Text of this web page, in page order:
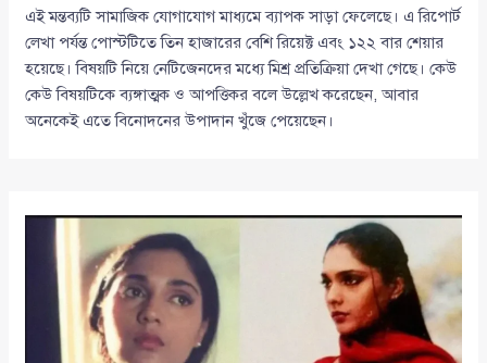
এই মন্তব্যটি সামাজিক যোগাযোগ মাধ্যমে ব্যাপক সাড়া ফেলেছে। এ রিপোর্ট
লেখা পর্যন্ত পোস্টটিতে তিন হাজারের বেশি রিয়েক্ট এবং ১২২ বার শেয়ার
হয়েছে। বিষয়টি নিয়ে নেটিজেনদের মধ্যে মিশ্র প্রতিক্রিয়া দেখা গেছে। কেউ
কেউ বিষয়টিকে ব্যঙ্গাত্মক ও আপত্তিকর বলে উল্লেখ করেছেন, আবার
অনেকেই এতে বিনোদনের উপাদান খুঁজে পেয়েছেন।